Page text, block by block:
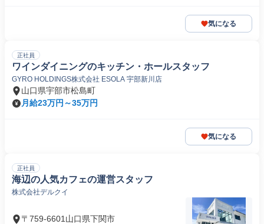
気になる
正社員
ワインダイニングのキッチン・ホールスタッフ
GYRO HOLDINGS株式会社 ESOLA 宇部新川店
山口県宇部市松島町
月給23万円～35万円
気になる
正社員
海辺の人気カフェの運営スタッフ
株式会社デルクイ
〒759-6601山口県下関市